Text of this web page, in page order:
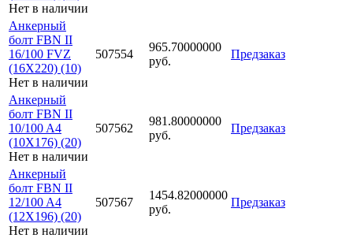
Нет в наличии
Анкерный
болт FBN II
16/100 FVZ
(16X220) (10)
Нет в наличии
507554
965.70000000
руб.
Предзаказ
Анкерный
болт FBN II
10/100 A4
(10X176) (20)
Нет в наличии
507562
981.80000000
руб.
Предзаказ
Анкерный
болт FBN II
12/100 A4
(12X196) (20)
Нет в наличии
507567
1454.82000000
руб.
Предзаказ